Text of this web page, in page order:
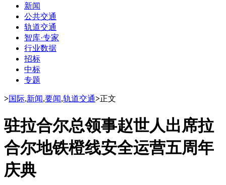
新闻
公共交通
轨道交通
智库·专家
行业数据
招标
中标
专题
>国际,新闻,要闻,轨道交通>正文
驻拉合尔总领事赵世人出席拉
合尔地铁橙线安全运营五周年
庆典